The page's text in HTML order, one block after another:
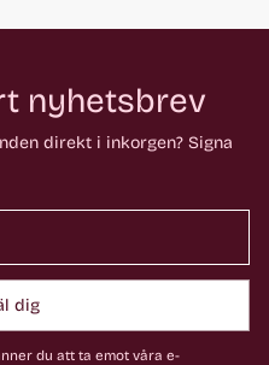
nyhetsbrev
direkt i inkorgen? Signa
dig
du att ta emot våra e-